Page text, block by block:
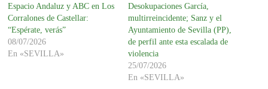
Espacio Andaluz y ABC en Los
Corralones de Castellar:
“Espérate, verás”
08/07/2026
En «SEVILLA»
Desokupaciones García,
multirreincidente; Sanz y el
Ayuntamiento de Sevilla (PP),
de perfil ante esta escalada de
violencia
25/07/2026
En «SEVILLA»